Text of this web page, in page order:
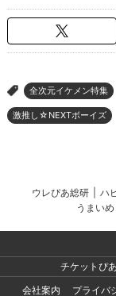
> 全次元イケメン特集
激推し☆NEXTボーイズ
ウレぴあ総研 ハ
うまいめ
チケットぴあ
会社案内
プライバ